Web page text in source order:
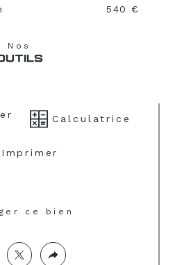
540 €
Nos
Calculatrice
Imprimer
ce bien